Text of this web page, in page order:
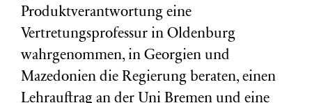
Produktverantwortung eine
Vertretungsprofessur in Oldenburg
wahrgenommen, in Georgien und
Mazedonien die Regierung beraten, einen
Lehrauftrag an der Uni Bremen und eine